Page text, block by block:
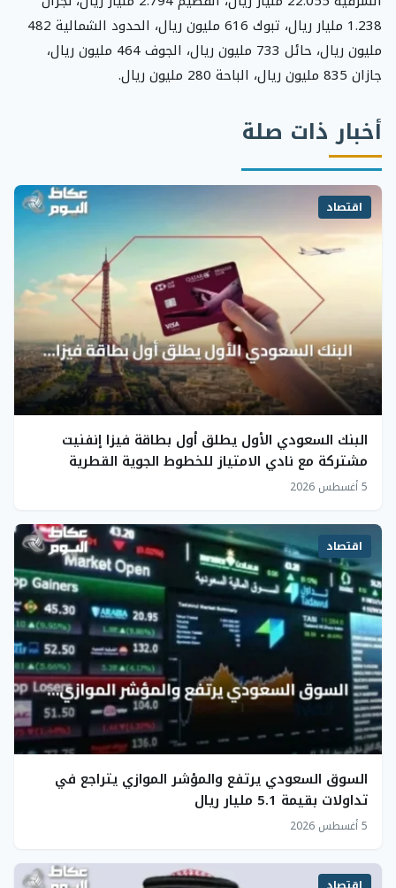
1.238 مليار ريال، تبوك 616 مليون ريال، الحدود الشمالية 482
مليون ريال، حائل 733 مليون ريال، الجوف 464 مليون ريال،
جازان 835 مليون ريال، الباحة 280 مليون ريال.
أخبار ذات صلة
اقتصاد
البنك السعودي الأول يطلق أول بطاقة فيزا إنفنيت
مشتركة مع نادي الامتياز للخطوط الجوية القطرية
5 أغسطس 2026
اقتصاد
السوق السعودي يرتفع والمؤشر الموازي يتراجع في
تداولات بقيمة 5.1 مليار ريال
5 أغسطس 2026